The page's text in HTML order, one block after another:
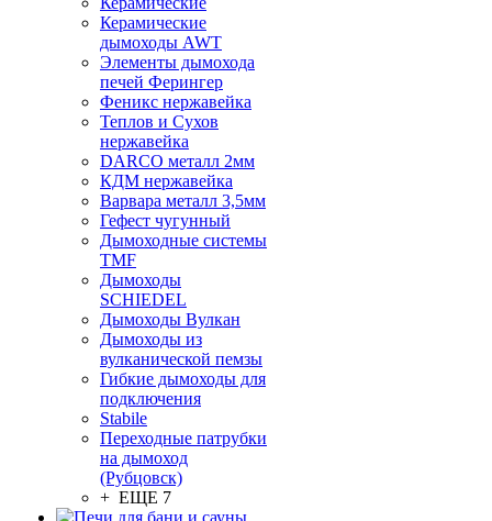
Керамические
дымоходы AWT
Элементы дымохода
печей Ферингер
Феникс нержавейка
Теплов и Сухов
нержавейка
DARCO металл 2мм
КДМ нержавейка
Варвара металл 3,5мм
Гефест чугунный
Дымоходные системы
TMF
Дымоходы
SCHIEDEL
Дымоходы Вулкан
Дымоходы из
вулканической пемзы
Гибкие дымоходы для
подключения
Stabile
Переходные патрубки
на дымоход
(Рубцовск)
+ ЕЩЕ 7